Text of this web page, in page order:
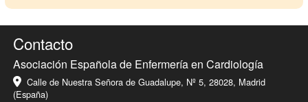
Contacto
Asociación Española de Enfermería en Cardiología
Calle de Nuestra Señora de Guadalupe, Nº 5, 28028, Madrid
(España)